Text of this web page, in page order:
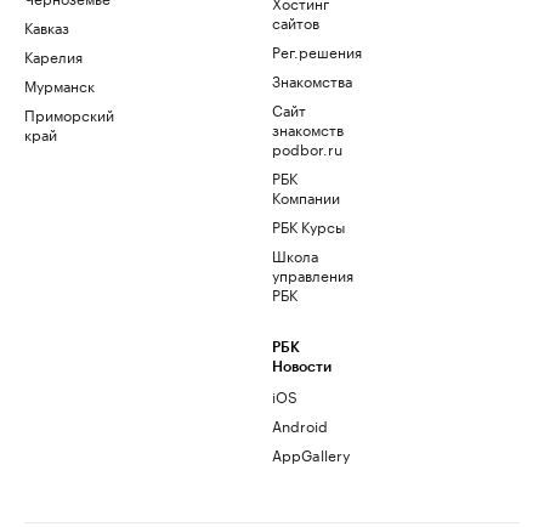
Кавказ
Карелия
Мурманск
Приморский
край
сайтов
Рег.решения
Знакомства
Сайт
знакомств
podbor.ru
РБК
Компании
РБК Курсы
Школа
управления
РБК
РБК
Новости
iOS
Android
AppGallery